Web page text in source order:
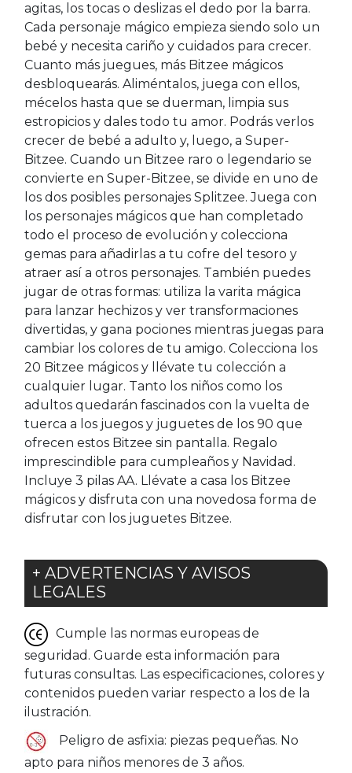
agitas, los tocas o deslizas el dedo por la barra.
Cada personaje mágico empieza siendo solo un
bebé y necesita cariño y cuidados para crecer.
Cuanto más juegues, más Bitzee mágicos
desbloquearás. Aliméntalos, juega con ellos,
mécelos hasta que se duerman, limpia sus
estropicios y dales todo tu amor. Podrás verlos
crecer de bebé a adulto y, luego, a Super-
Bitzee. Cuando un Bitzee raro o legendario se
convierte en Super-Bitzee, se divide en uno de
los dos posibles personajes Splitzee. Juega con
los personajes mágicos que han completado
todo el proceso de evolución y colecciona
gemas para añadirlas a tu cofre del tesoro y
atraer así a otros personajes. También puedes
jugar de otras formas: utiliza la varita mágica
para lanzar hechizos y ver transformaciones
divertidas, y gana pociones mientras juegas para
cambiar los colores de tu amigo. Colecciona los
20 Bitzee mágicos y llévate tu colección a
cualquier lugar. Tanto los niños como los
adultos quedarán fascinados con la vuelta de
tuerca a los juegos y juguetes de los 90 que
ofrecen estos Bitzee sin pantalla. Regalo
imprescindible para cumpleaños y Navidad.
Incluye 3 pilas AA. Llévate a casa los Bitzee
mágicos y disfruta con una novedosa forma de
disfrutar con los juguetes Bitzee.
+ ADVERTENCIAS Y AVISOS
LEGALES
Cumple las normas europeas de
seguridad. Guarde esta información para
futuras consultas. Las especificaciones, colores y
contenidos pueden variar respecto a los de la
ilustración.
Peligro de asfixia: piezas pequeñas. No
apto para niños menores de 3 años.